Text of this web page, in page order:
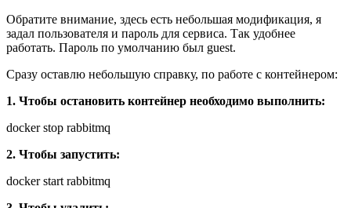
Обратите внимание, здесь есть небольшая модификация, я
задал пользователя и пароль для сервиса. Так удобнее
работать. Пароль по умолчанию был guest.
Сразу оставлю небольшую справку, по работе с контейнером:
1. Чтобы остановить контейнер необходимо выполнить:
docker stop rabbitmq
2. Чтобы запустить:
docker start rabbitmq